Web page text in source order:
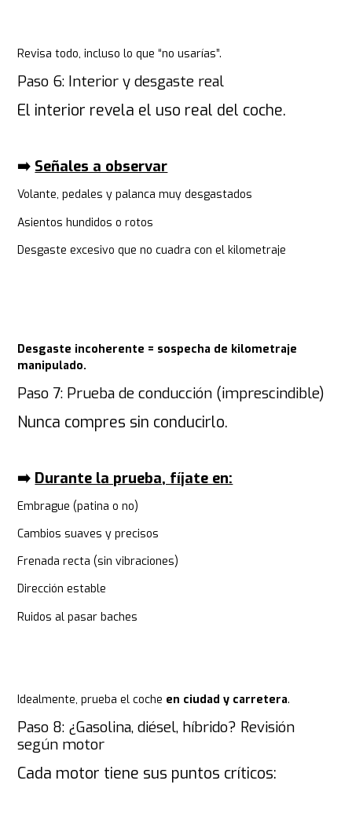
Revisa todo, incluso lo que “no usarías”.
Paso 6: Interior y desgaste real
El interior revela el uso real del coche.
➡️ Señales a observar
Volante, pedales y palanca muy desgastados
Asientos hundidos o rotos
Desgaste excesivo que no cuadra con el kilometraje
Desgaste incoherente = sospecha de kilometraje
manipulado.
Paso 7: Prueba de conducción (imprescindible)
Nunca compres sin conducirlo.
➡️ Durante la prueba, fíjate en:
Embrague (patina o no)
Cambios suaves y precisos
Frenada recta (sin vibraciones)
Dirección estable
Ruidos al pasar baches
Idealmente, prueba el coche en ciudad y carretera.
Paso 8: ¿Gasolina, diésel, híbrido? Revisión
según motor
Cada motor tiene sus puntos críticos: